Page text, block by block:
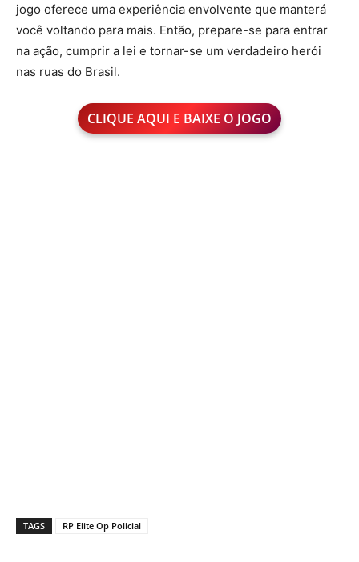
jogo oferece uma experiência envolvente que manterá
você voltando para mais. Então, prepare-se para entrar
na ação, cumprir a lei e tornar-se um verdadeiro herói
nas ruas do Brasil.
CLIQUE AQUI E BAIXE O JOGO
TAGS RP Elite Op Policial